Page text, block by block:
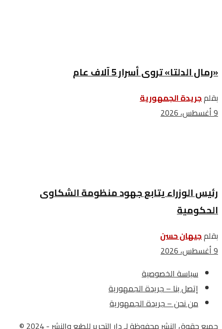
«رمال الدلتا» تروى أسرار 5 آلاف عام
بقلمجريدة الجمهورية
9 أغسطس، 2026
رئيس الوزراء يتابع جهود منظومة الشكاوى
الحكومية
بقلمجيهان حسن
9 أغسطس، 2026
سياسة الخصوصية
إتصل بنا – جريدة الجمهورية
من نحن – جريدة الجمهورية